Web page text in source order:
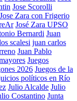
Jose Scorolli
Jose Zara con Frigerio
José Zara UPSO
Bernardi Juan
scalesi juan carlos
Juan Pablo
Juegos
2026 Juegos de la
políticos en Río
Julio Alcalde Julio
Costantino Junta